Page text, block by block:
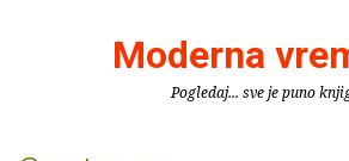
Moderna
Pogledaj... sve je puno